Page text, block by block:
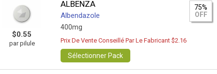
$0.55
par pilule
ALBENZA
Albendazole
400mg
75%
OFF
Prix De Vente Conseillé Par Le Fabricant $2.16
Sélectionner Pack